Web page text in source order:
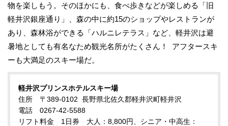
物を楽しもう。そのほかにも、食べ歩きなどが楽しめる「旧
軽井沢銀座通り」、森の中に約15のショップやレストランが
あり、森林浴ができる「ハルニレテラス」など、軽井沢は避
暑地としても有名なため観光名所がたくさん！ アフタースキ
ーも大満足のスキー場だ。
軽井沢プリンスホテルスキー場
住所 〒389-0102 長野県北佐久郡軽井沢町軽井沢
電話 0267-42-5588
リフト料金 1日券 大人：8,800円、シニア・中高生：